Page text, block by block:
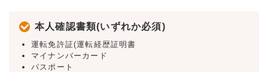
本人確認書類(いずれか必須)
運転免許証(運転経歴証明書
マイナンバーカード
パスポート